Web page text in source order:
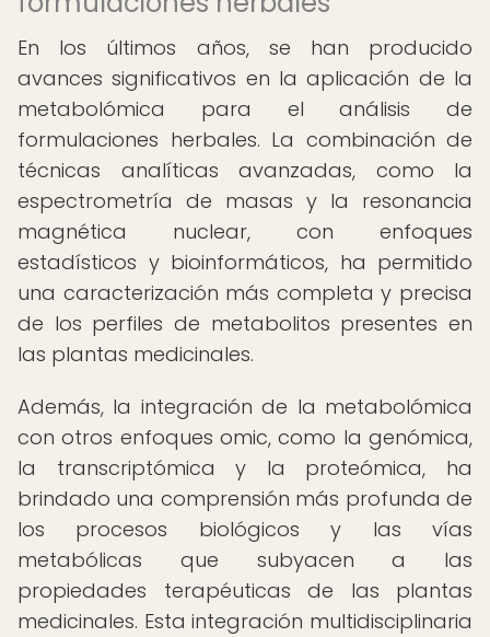
En los últimos años, se han producido
avances significativos en la aplicación de la
metabolómica para el análisis de
formulaciones herbales. La combinación de
técnicas analíticas avanzadas, como la
espectrometría de masas y la resonancia
magnética nuclear, con enfoques
estadísticos y bioinformáticos, ha permitido
una caracterización más completa y precisa
de los perfiles de metabolitos presentes en
las plantas medicinales.
Además, la integración de la metabolómica
con otros enfoques omic, como la genómica,
la transcriptómica y la proteómica, ha
brindado una comprensión más profunda de
los procesos biológicos y las vías
metabólicas que subyacen a las
propiedades terapéuticas de las plantas
medicinales. Esta integración multidisciplinaria